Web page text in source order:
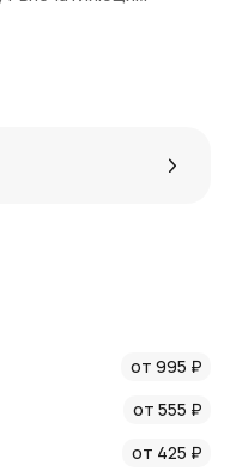
от 995 ₽
от 555 ₽
от 425 ₽